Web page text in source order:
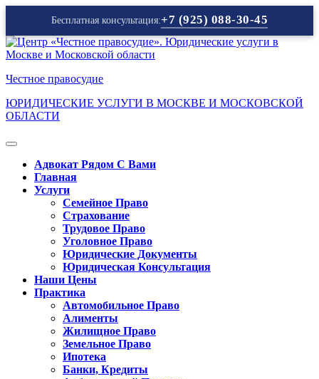
Бесплатная консультация:+7 (925) 088-30-45
Перейти
к
Честное правосудие
ЮРИДИЧЕСКИЕ УСЛУГИ В МОСКВЕ И МОСКОВСКОЙ
ОБЛАСТИ
Кнопка
ОткрытьАдвокат Рядом С Вами
Главная
Услуги
Семейное Право
Страхование
Трудовое Право
Уголовное Право
Юридические Документы
Юридическая Консультация
Наши Цены
Практика
Автомобильное Право
Алименты
Жилищное Право
Земельное Право
Ипотека
Банки, Кредиты